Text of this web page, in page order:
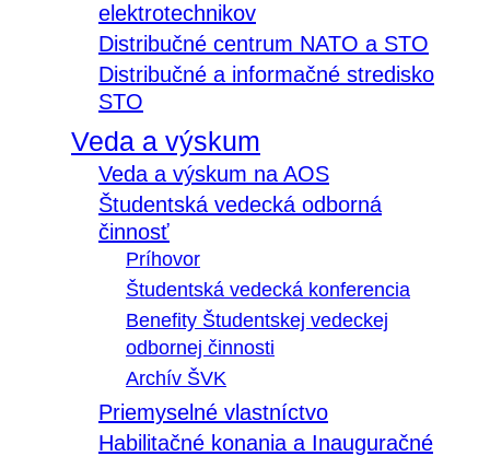
elektrotechnikov
Distribučné centrum NATO a STO
Distribučné a informačné stredisko
STO
Veda a výskum
Veda a výskum na AOS
Študentská vedecká odborná
činnosť
Príhovor
Študentská vedecká konferencia
Benefity Študentskej vedeckej
odbornej činnosti
Archív ŠVK
Priemyselné vlastníctvo
Habilitačné konania a Inauguračné